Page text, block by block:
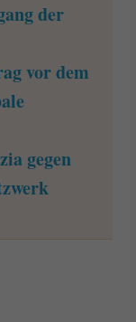
der
vor dem
gegen